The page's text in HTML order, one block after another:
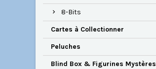
8-Bits
Cartes à Collectionner
Peluches
Blind Box & Figurines Mystères